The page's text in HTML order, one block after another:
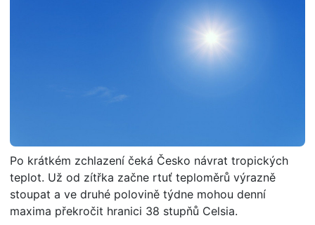
Po krátkém zchlazení čeká Česko návrat tropických
teplot. Už od zítřka začne rtuť teploměrů výrazně
stoupat a ve druhé polovině týdne mohou denní
maxima překročit hranici 38 stupňů Celsia.